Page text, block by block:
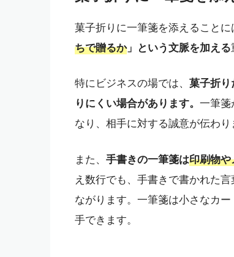
菓子折りに一筆箋を添えること
ちで贈るか」という文脈を加える
特にビジネスの場では、 菓子折
りにくい場合があります。 一筆箋
なり、相手に対する誠意が伝わり
また、 手書きの一筆箋は印刷物
え数行でも、手書きで書かれた
ながります。一筆箋は小さなカ
手できます。